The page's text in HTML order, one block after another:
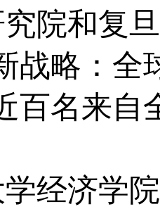
院和复
战略：全
百名来自
济学院